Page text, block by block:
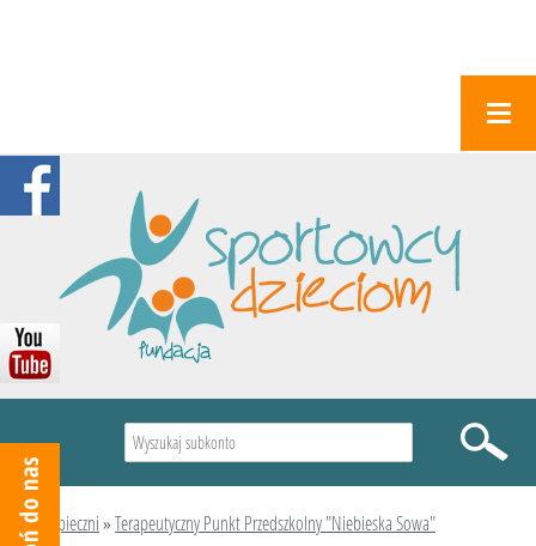
Podopieczni»Terapeutyczny Punkt Przedszkolny "Niebieska Sowa"